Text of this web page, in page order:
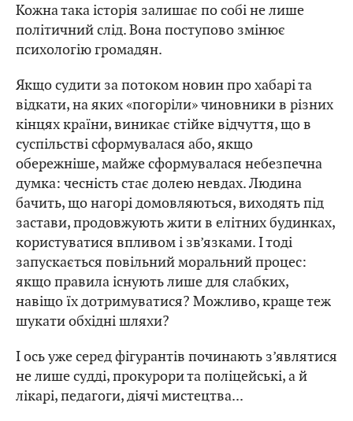
Кожна така історія залишає по собі не лише
політичний слід. Вона поступово змінює
психологію громадян.
Якщо судити за потоком новин про хабарі та
відкати, на яких «погоріли» чиновники в різних
кінцях країни, виникає стійке відчуття, що в
суспільстві сформувалася або, якщо
обережніше, майже сформувалася небезпечна
думка: чесність стає долею невдах. Людина
бачить, що нагорі домовляються, виходять під
застави, продовжують жити в елітних будинках,
користуватися впливом і зв’язками. І тоді
запускається повільний моральний процес:
якщо правила існують лише для слабких,
навіщо їх дотримуватися? Можливо, краще теж
шукати обхідні шляхи?
І ось уже серед фігурантів починають з’являтися
не лише судді, прокурори та поліцейські, а й
лікарі, педагоги, діячі мистецтва...